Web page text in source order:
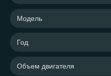
Модель
Год
Объем двигателя